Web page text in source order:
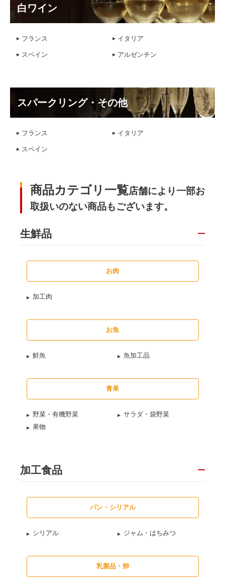
× ×
白ワイン
フランス イタリア
スペイン アルゼンチン
スパークリング・その他
フランス イタリア
スペイン
商品カテゴリ一覧店舗により一部お
取扱いのない商品もございます。
生鮮品
お肉
加工肉
お魚
鮮魚 魚加工品
青果
野菜・有機野菜
サラダ・袋野菜
果物
加工食品
パン・シリアル
シリアル ジャム・はちみつ
乳製品・卵